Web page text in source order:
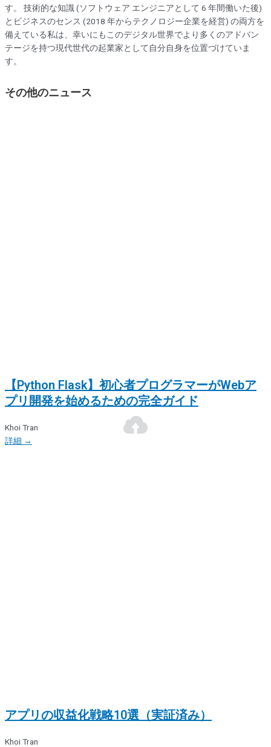
す。 技術的な知識 (ソフトウェア エンジニアとして 6 年間働いた後)
とビジネスのセンス (2018 年からテクノロジー企業を経営) の両方を
備えている私は、幸いにもこのデジタル世界でより多くのアドバン
テージを持つ現代世代の起業家として自分自身を位置づけていま
す。
その他のニュース
【Python Flask】初心者プログラマーがWebア
プリ開発を始めるための完全ガイド
Khoi Tran
詳細 →
アプリの収益化戦略10選（実証済み）
Khoi Tran